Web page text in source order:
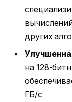
других
на 128-
ГБ/с